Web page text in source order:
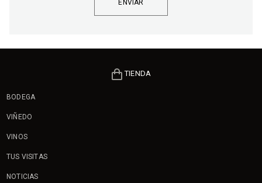
TIENDA
BODEGA
VIÑEDO
VINOS
TUS VISITAS
NOTICIAS